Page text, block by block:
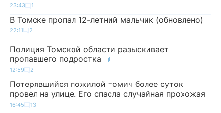
23:43 1
В Томске пропал 12-летний мальчик (обновлено)
22:11 2
Полиция Томской области разыскивает
пропавшего подростка
12:59 2
Потерявшийся пожилой томич более суток
провел на улице. Его спасла случайная прохожая
16:45 13